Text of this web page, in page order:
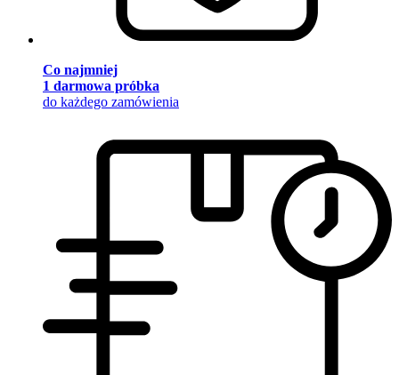
Co najmniej
1 darmowa próbka
do każdego zamówienia